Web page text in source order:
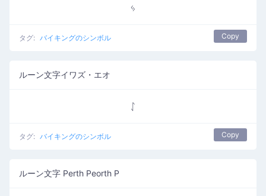
ᛃ
タグ: バイキングのシンボル Copy
ルーン文字イワズ・エオ
ᛇ
タグ: バイキングのシンボル Copy
ルーン文字 Perth Peorth P